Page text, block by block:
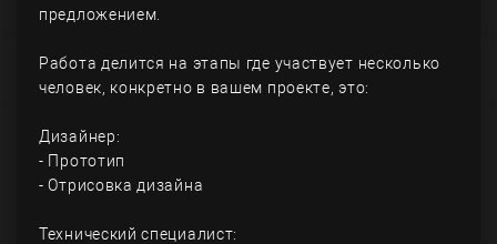
предложением.
Работа делится на этапы где участвует несколько
человек, конкретно в вашем проекте, это:
Дизайнер:
- Прототип
- Отрисовка дизайна
Технический специалист: